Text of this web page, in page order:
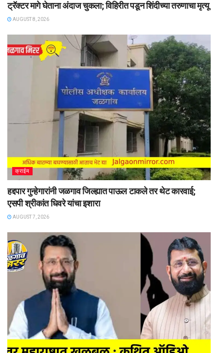
ट्रॅक्टर मागे घेताना अंदाज चुकला; विहिरीत पडून शिंदीच्या तरुणाचा मृत्यू
AUGUST 8, 2026
क्राईम
हद्दपार गुन्हेगारांनी जळगाव जिल्ह्यात पाऊल टाकले तर थेट कारवाई;
एसपी श्रीकांत धिवरे यांचा इशारा
AUGUST 7, 2026